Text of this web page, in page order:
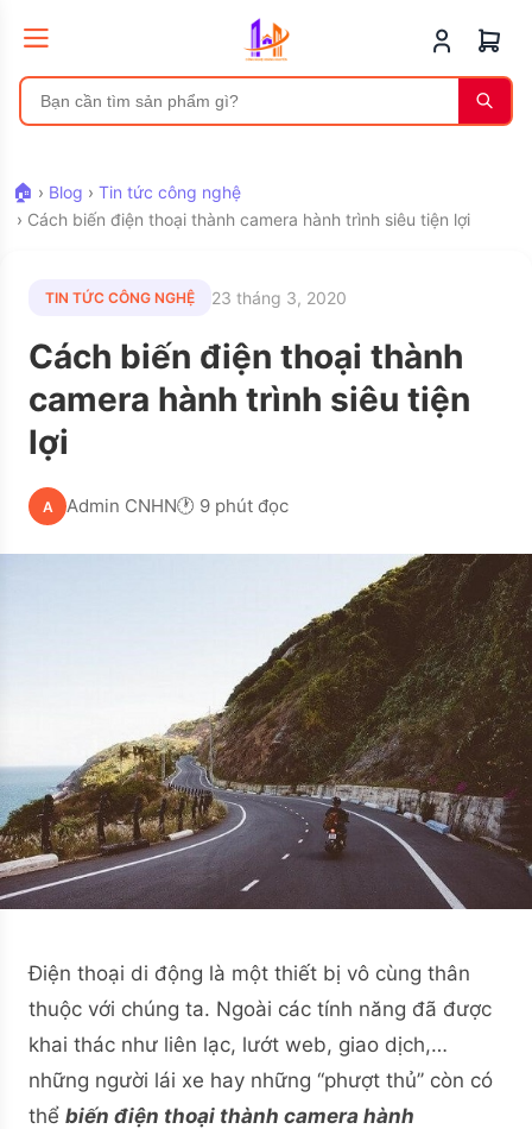
🏠 › Blog › Tin tức công nghệ
› Cách biến điện thoại thành camera hành trình siêu tiện lợi
TIN TỨC CÔNG NGHỆ 23 tháng 3, 2020
Cách biến điện thoại thành
camera hành trình siêu tiện
lợi
A Admin CNHN🕐 9 phút đọc
Điện thoại di động là một thiết bị vô cùng thân
thuộc với chúng ta. Ngoài các tính năng đã được
khai thác như liên lạc, lướt web, giao dịch,…
những người lái xe hay những ‘‘phượt thủ’’ còn có
thể biến điện thoại thành camera hành